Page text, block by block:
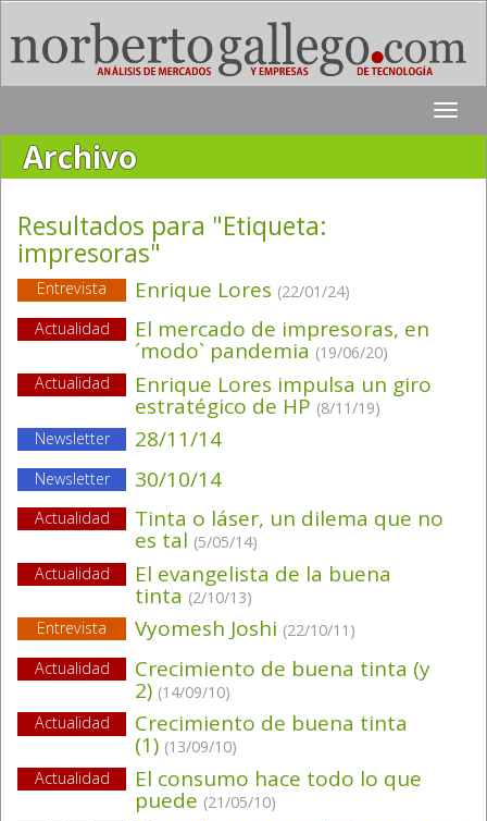
Toggle
Archivo
Resultados para "Etiqueta:
impresoras"
Entrevista Enrique Lores (22/01/24)
Actualidad
El mercado de impresoras, en
´modo` pandemia (19/06/20)
Actualidad
Enrique Lores impulsa un giro
estratégico de HP (8/11/19)
Newsletter
28/11/14
Newsletter 30/10/14
Actualidad Tinta o láser, un dilema que no
es tal (5/05/14)
Actualidad
El evangelista de la buena
tinta (2/10/13)
Entrevista
Vyomesh Joshi (22/10/11)
Actualidad
Crecimiento de buena tinta (y
2) (14/09/10)
Actualidad
Crecimiento de buena tinta
(1) (13/09/10)
Actualidad
El consumo hace todo lo que
puede (21/05/10)